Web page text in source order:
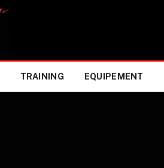
TRAINING EQUIPEMENT